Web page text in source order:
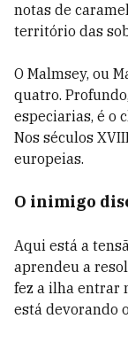
notas de
território das
O Malmsey, ou
quatro.
especiarias, é o
Nos séculos
europeias.
O inimigo
Aqui está a
aprendeu a
fez a ilha entrar
está devorando